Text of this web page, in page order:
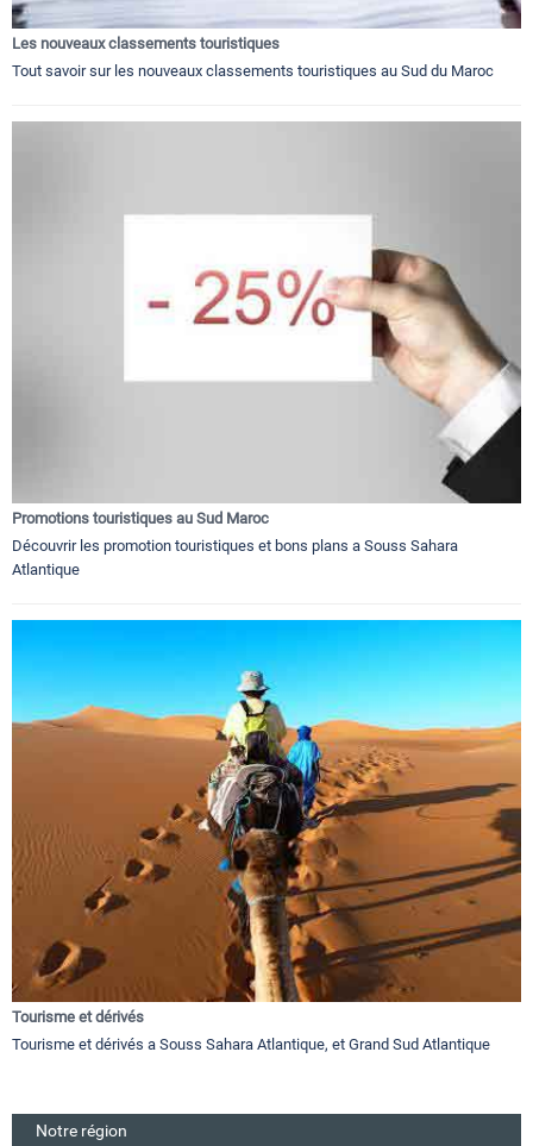
Les nouveaux classements touristiques
Tout savoir sur les nouveaux classements touristiques au Sud du Maroc
Promotions touristiques au Sud Maroc
Découvrir les promotion touristiques et bons plans a Souss Sahara
Atlantique
Tourisme et dérivés
Tourisme et dérivés a Souss Sahara Atlantique, et Grand Sud Atlantique
Notre région